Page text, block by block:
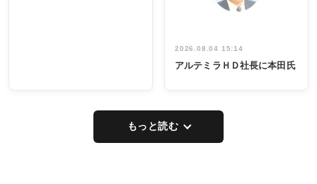
2026.08.04 15:14
アルテミラＨＤ社長に本田氏
もっと読む